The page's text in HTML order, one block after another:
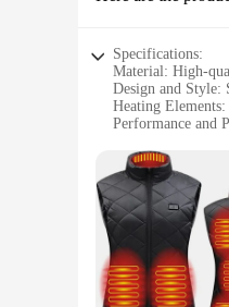
Specifications:
Material: High-
Design and Style:
Heating
Performance and
Size and Fit:
Features:
**Unmatched
The USB Fleece
sacrificing
simply braving